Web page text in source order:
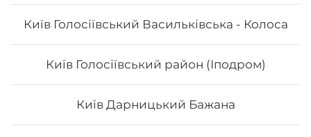
Київ Голосіївський Васильківська - Колоса
Київ Голосіївський район (Іподром)
Київ Дарницький Бажана
₴ Хочу